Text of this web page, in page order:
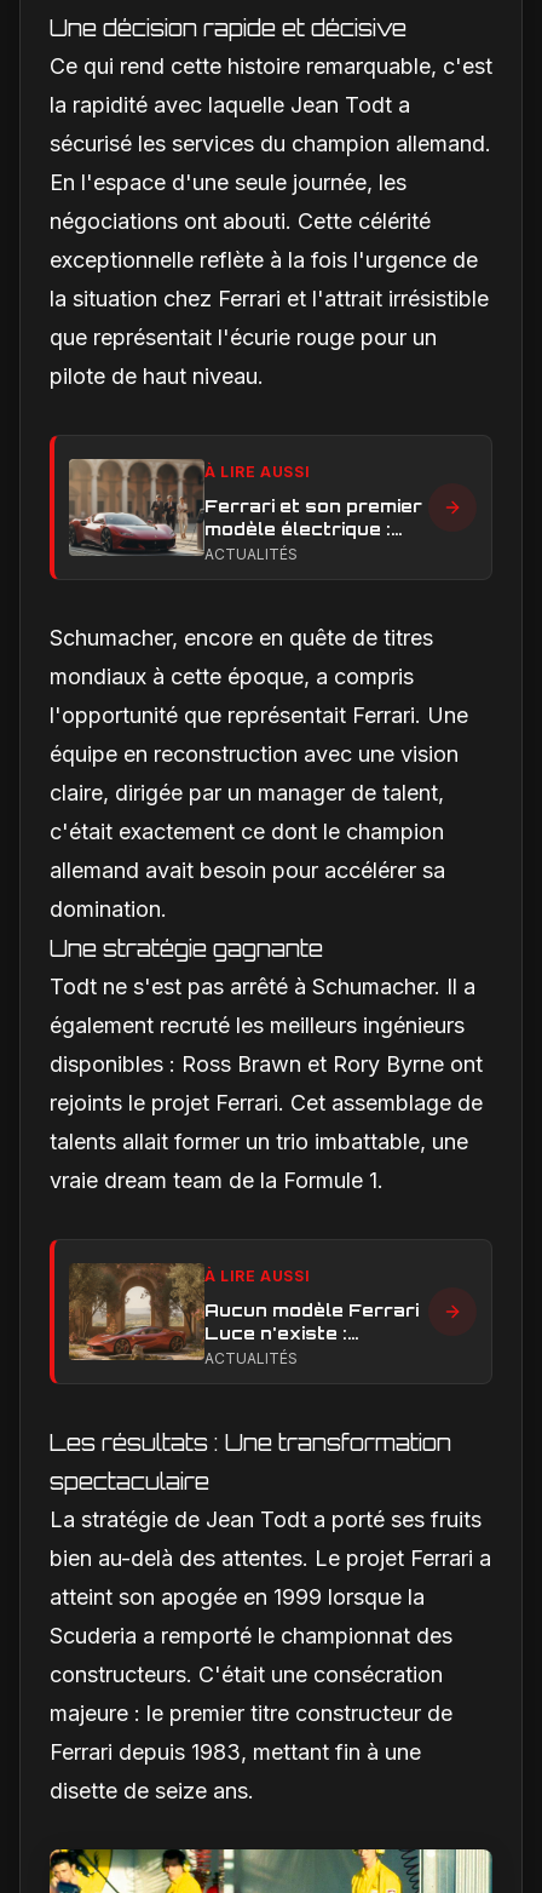
Une décision rapide et décisive
Ce qui rend cette histoire remarquable, c'est
la rapidité avec laquelle Jean Todt a
sécurisé les services du champion allemand.
En l'espace d'une seule journée, les
négociations ont abouti. Cette célérité
exceptionnelle reflète à la fois l'urgence de
la situation chez Ferrari et l'attrait irrésistible
que représentait l'écurie rouge pour un
pilote de haut niveau.
À LIRE AUSSI
Ferrari et son premier
modèle électrique :
calendrier de
ACTUALITÉS
Schumacher, encore en quête de titres
mondiaux à cette époque, a compris
l'opportunité que représentait Ferrari. Une
équipe en reconstruction avec une vision
claire, dirigée par un manager de talent,
c'était exactement ce dont le champion
allemand avait besoin pour accélérer sa
domination.
Une stratégie gagnante
Todt ne s'est pas arrêté à Schumacher. Il a
également recruté les meilleurs ingénieurs
disponibles : Ross Brawn et Rory Byrne ont
rejoints le projet Ferrari. Cet assemblage de
talents allait former un trio imbattable, une
vraie dream team de la Formule 1.
À LIRE AUSSI
Aucun modèle Ferrari
Luce n'existe :
clarification sur les
ACTUALITÉS
Les résultats : Une transformation
spectaculaire
La stratégie de Jean Todt a porté ses fruits
bien au-delà des attentes. Le projet Ferrari a
atteint son apogée en 1999 lorsque la
Scuderia a remporté le championnat des
constructeurs. C'était une consécration
majeure : le premier titre constructeur de
Ferrari depuis 1983, mettant fin à une
disette de seize ans.